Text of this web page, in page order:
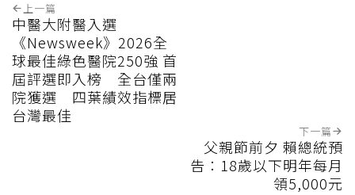
上一篇
中醫大附醫入選
《Newsweek》2026全
球最佳綠色醫院250強 首
屆評選即入榜 全台僅兩
院獲選 四葉績效指標居
台灣最佳
下一篇
父親節前夕 賴總統預
告：18歲以下明年每月
領5,000元